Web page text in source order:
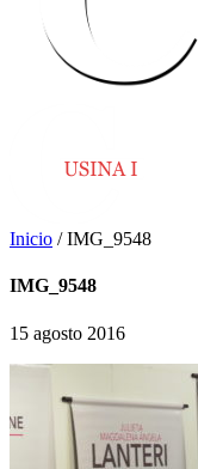
Inicio /IMG_9548
IMG_9548
15 agosto 2016